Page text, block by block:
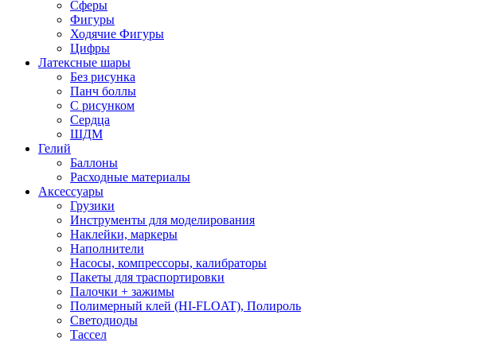
Сферы
Фигуры
Ходячие Фигуры
Цифры
Латексные шары
Без рисунка
Панч боллы
С рисунком
Сердца
ШДМ
Гелий
Баллоны
Расходные материалы
Аксессуары
Грузики
Инструменты для моделирования
Наклейки, маркеры
Наполнители
Насосы, компрессоры, калибраторы
Пакеты для траспортировки
Палочки + зажимы
Полимерный клей (HI-FLOAT), Полироль
Светодиоды
Тассел